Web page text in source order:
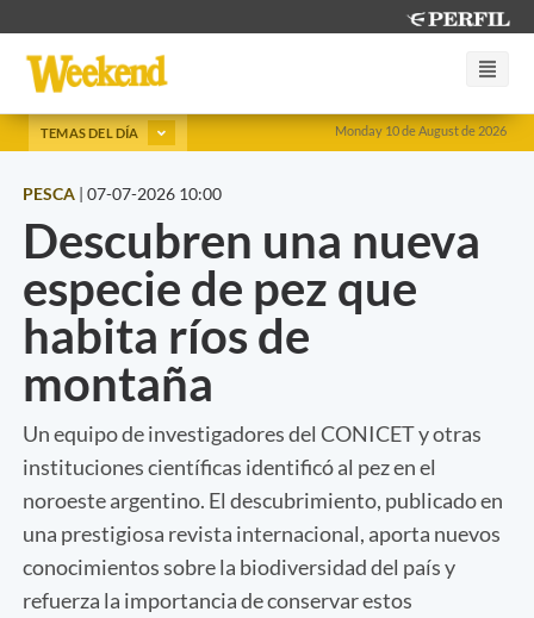
Monday 10 de August de 2026
TEMAS DEL DÍA
PESCA | 07-07-2026 10:00
Descubren una nueva
especie de pez que
habita ríos de
montaña
Un equipo de investigadores del CONICET y otras
instituciones científicas identificó al pez en el
noroeste argentino. El descubrimiento, publicado en
una prestigiosa revista internacional, aporta nuevos
conocimientos sobre la biodiversidad del país y
refuerza la importancia de conservar estos